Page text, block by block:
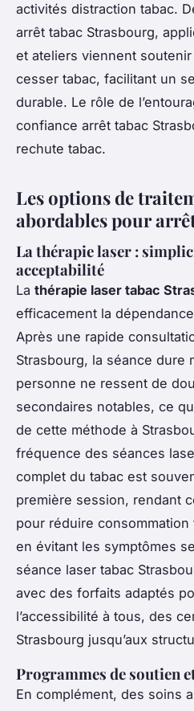
activités distraction tabac.
arrêt tabac Strasbourg,
et ateliers viennent
cesser tabac, facilitant un
durable. Le rôle de
confiance arrêt tabac
rechute tabac.
Les options de
abordables pour
La thérapie laser :
acceptabilité
La thérapie laser tabac
efficacement la
Après une rapide
Strasbourg, la séance dure
personne ne ressent de
secondaires notables, ce
de cette méthode à
fréquence des séances
complet du tabac est
première session, rendant
pour réduire
en évitant les symptômes
séance laser tabac
avec des forfaits adaptés
l’accessibilité à tous, des
Strasbourg jusqu’aux
Programmes de soutien
En complément, des soins